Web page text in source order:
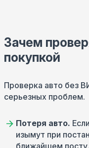
Зачем
покупкой
Проверка авто без
серьезных проблем.
Потеря авто.
изымут при
ближайшем